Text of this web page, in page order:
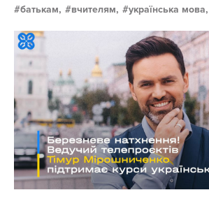
батькам, вчителям, українська мова,